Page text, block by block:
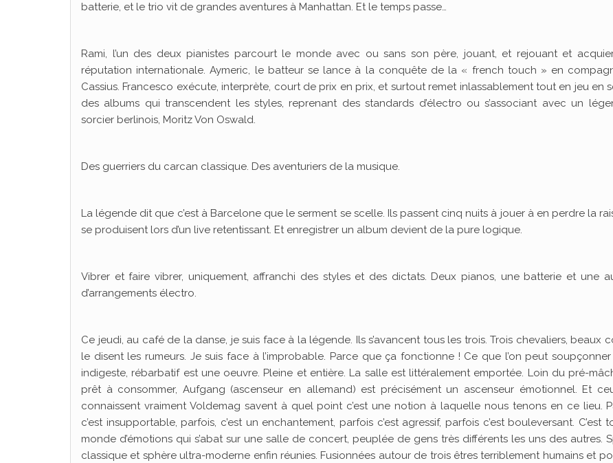
batterie, et le trio vit de grandes aventures à Manhattan. Et le temps passe…
Rami, l’un des deux pianistes parcourt le monde avec ou sans son père, jouant, et rejouant et
réputation internationale. Aymeric, le batteur se lance à la conquête de la « french touch » en
Cassius. Francesco exécute, interprète, court de prix en prix, et surtout remet inlassablement tout en jeu en
des albums qui transcendent les styles, reprenant des standards d’électro ou s’associant avec un
sorcier berlinois, Moritz Von Oswald.
Des guerriers du carcan classique. Des aventuriers de la musique.
La légende dit que c’est à Barcelone que le serment se scelle. Ils passent cinq nuits à jouer à en perdre la
se produisent lors d’un live retentissant. Et enregistrer un album devient de la pure logique.
Vibrer et faire vibrer, uniquement, affranchi des styles et des dictats. Deux pianos, une batterie et une
d’arrangements électro.
Ce jeudi, au café de la danse, je suis face à la légende. Ils s’avancent tous les trois. Trois chevaliers, beaux
le disent les rumeurs. Je suis face à l’improbable. Parce que ça fonctionne ! Ce que l’on peut soupçonner
indigeste, rébarbatif est une oeuvre. Pleine et entière. La salle est littéralement emportée. Loin du pré-
prêt à consommer, Aufgang (ascenseur en allemand) est précisément un ascenseur émotionnel. Et
connaissent vraiment Voldemag savent à quel point c’est une notion à laquelle nous tenons en ce lieu.
c’est insupportable, parfois, c’est un enchantement, parfois c’est agressif, parfois c’est bouleversant. C’est
monde d’émotions qui s’abat sur une salle de concert, peuplée de gens très différents les uns des autres.
classique et sphère ultra-moderne enfin réunies. Fusionnées autour de trois êtres terriblement humains et